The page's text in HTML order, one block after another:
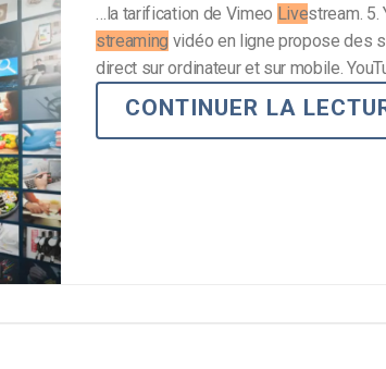
…la tarification de Vimeo Livestream. 5.
streaming vidéo en ligne propose des
direct sur ordinateur et sur mobile.
CONTINUER LA